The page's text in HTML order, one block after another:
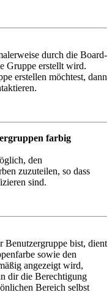
durch die Board-
Gruppe erstellt wird.
erstellen möchtest, dann
farbig
den
zuzuteilen, so dass
sind.
Benutzergruppe bist, dient
sowie den
angezeigt wird,
dir die Berechtigung
Bereich selbst